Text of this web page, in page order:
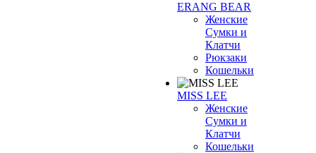
ERANG BEAR
Женские
Сумки и
Клатчи
Рюкзаки
Кошельки
MISS LEE
Женские
Сумки и
Клатчи
Кошельки